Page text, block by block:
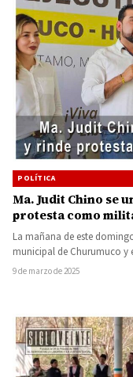
POLÍTICA
Ma. Judit Chino se
protesta como
La mañana de este
municipal de Churumuco
9 de marzo de 2025